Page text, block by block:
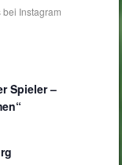
Spieler –